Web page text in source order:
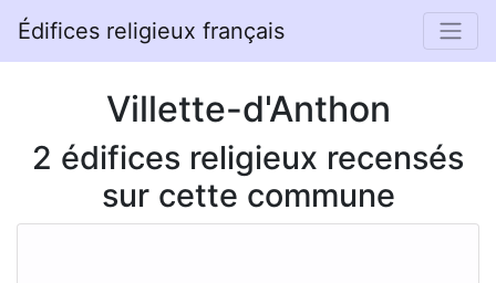
Édifices religieux français
Villette-d'Anthon
2 édifices religieux recensés
sur cette commune